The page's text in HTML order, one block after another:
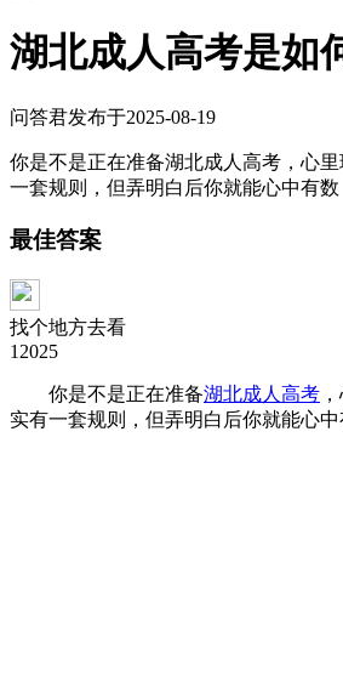
湖北成人高考是如
问答君发布于2025-08-19
你是不是正在准备湖北成人高考，心
一套规则，但弄明白后你就能心中有数
最佳答案
找个地方去看
12025
你是不是正在准备湖北成人高考
实有一套规则，但弄明白后你就能心